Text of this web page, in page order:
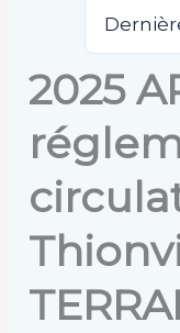
2025